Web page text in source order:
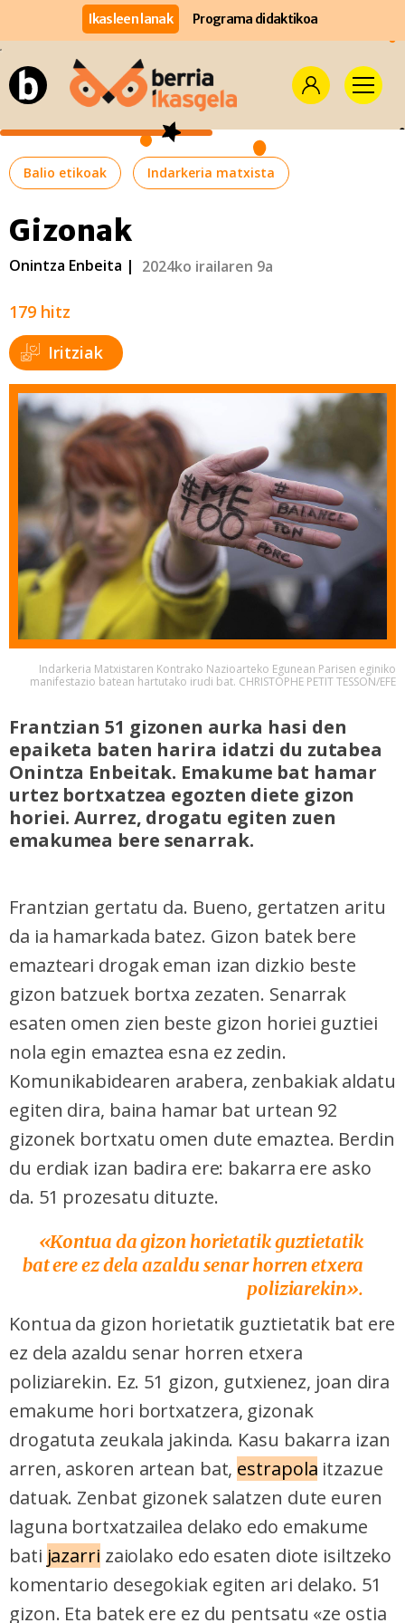
Ikasleen lanak Programa didaktikoa
Balio etikoak Indarkeria matxista
Gizonak
Onintza Enbeita | 2024ko irailaren 9a
179 hitz
Iritziak
Indarkeria Matxistaren Kontrako Nazioarteko Egunean Parisen eginiko
manifestazio batean hartutako irudi bat. CHRISTOPHE PETIT TESSON/EFE
Frantzian 51 gizonen aurka hasi den
epaiketa baten harira idatzi du zutabea
Onintza Enbeitak. Emakume bat hamar
urtez bortxatzea egozten diete gizon
horiei. Aurrez, drogatu egiten zuen
emakumea bere senarrak.
Frantzian gertatu da. Bueno, gertatzen aritu
da ia hamarkada batez. Gizon batek bere
emazteari drogak eman izan dizkio beste
gizon batzuek bortxa zezaten. Senarrak
esaten omen zien beste gizon horiei guztiei
nola egin emaztea esna ez zedin.
Komunikabidearen arabera, zenbakiak aldatu
egiten dira, baina hamar bat urtean 92
gizonek bortxatu omen dute emaztea. Berdin
du erdiak izan badira ere: bakarra ere asko
da. 51 prozesatu dituzte.
«Kontua da gizon horietatik guztietatik
bat ere ez dela azaldu senar horren etxera
poliziarekin».
Kontua da gizon horietatik guztietatik bat ere
ez dela azaldu senar horren etxera
poliziarekin. Ez. 51 gizon, gutxienez, joan dira
emakume hori bortxatzera, gizonak
drogatuta zeukala jakinda. Kasu bakarra izan
arren, askoren artean bat, estrapola itzazue
datuak. Zenbat gizonek salatzen dute euren
laguna bortxatzailea delako edo emakume
bati jazarri zaiolako edo esaten diote isiltzeko
komentario desegokiak egiten ari delako. 51
gizon. Eta batek ere ez du pentsatu «ze ostia